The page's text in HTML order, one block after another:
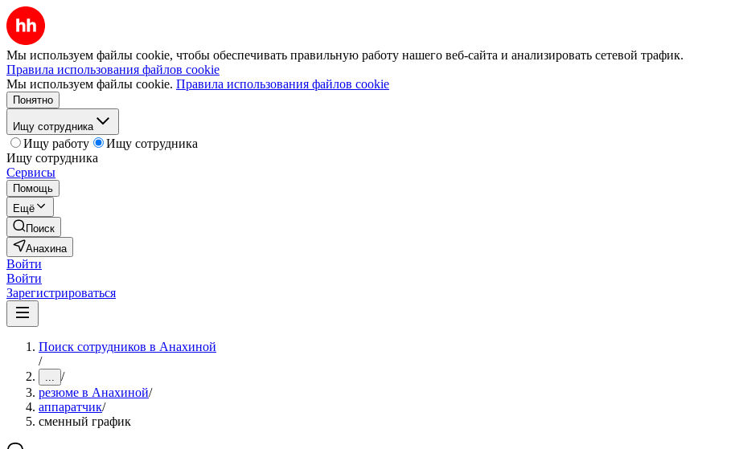
Мы используем файлы cookie, чтобы обеспечивать правильную работу нашего веб-сайта и анализировать сетевой трафик.
Правила использования файлов cookie
Мы используем файлы cookie. Правила использования файлов cookie
Понятно
Ищу сотрудника
Ищу работу
Ищу сотрудника
Ищу сотрудника
Сервисы
Помощь
Ещё
Поиск
Анахина
Войти
Войти
Зарегистрироваться
Поиск сотрудников в Анахиной
/
... /
резюме в Анахиной/
аппаратчик/
сменный график